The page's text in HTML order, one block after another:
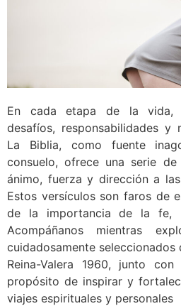
En cada etapa de la vida,
desafíos, responsabilidades y
La Biblia, como fuente
consuelo, ofrece una serie
ánimo, fuerza y dirección a
Estos versículos son faros de
de la importancia de la fe,
Acompáñanos mientras
cuidadosamente seleccionados
Reina-Valera 1960, junto
propósito de inspirar y
viajes espirituales y personales